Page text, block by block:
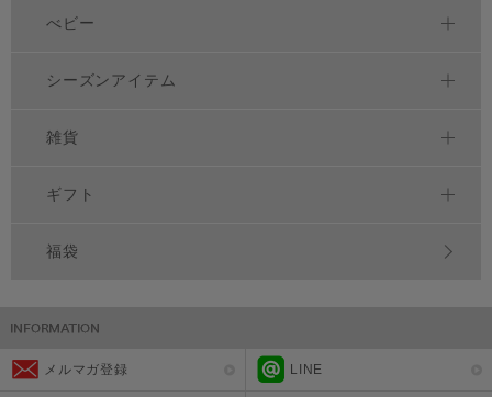
べビー
シーズンアイテム
雑貨
ギフト
福袋
メルマガ登録 LINE